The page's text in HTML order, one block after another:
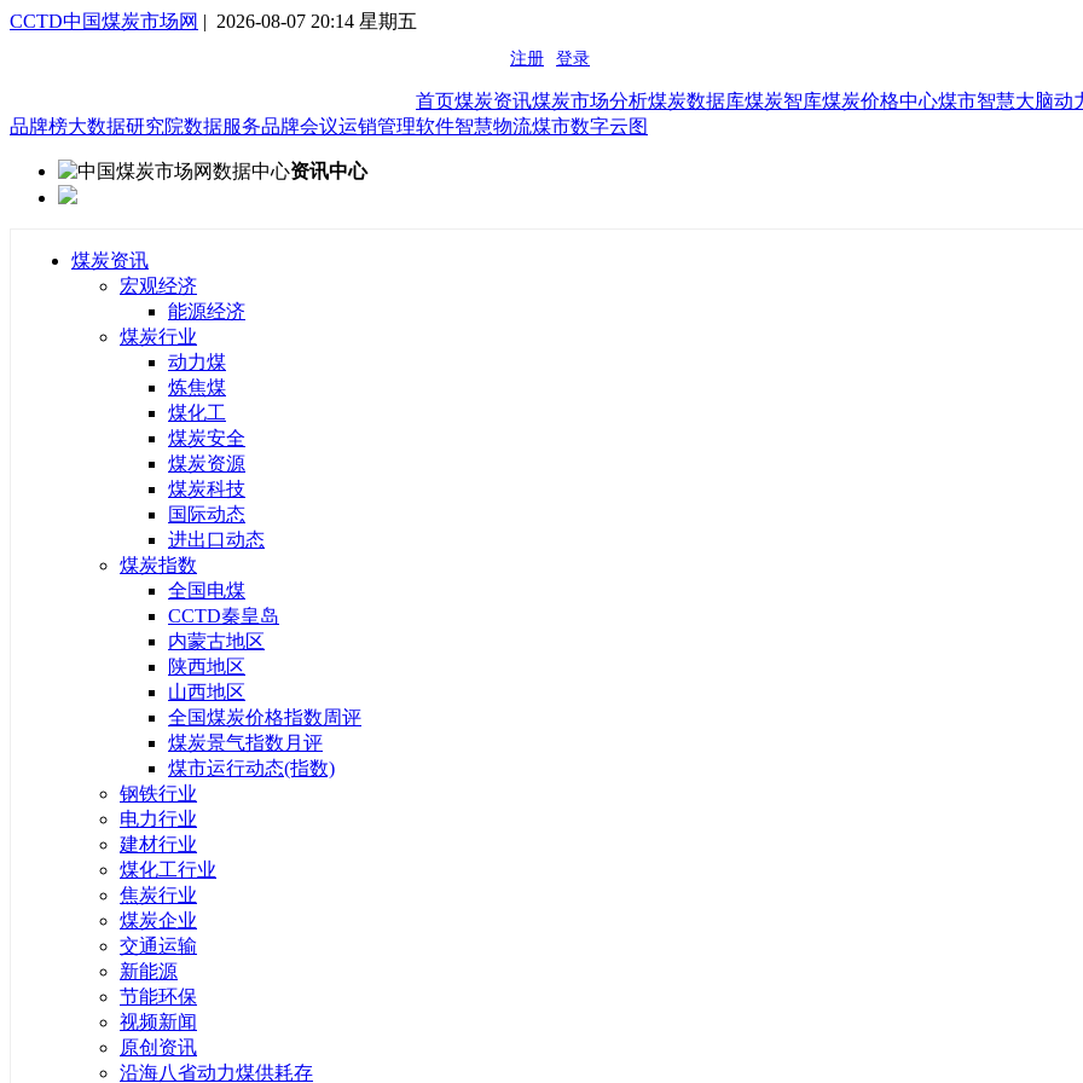
CCTD中国煤炭市场网 | 2026-08-07 20:14 星期五
首页煤炭资讯煤炭市场分析煤炭数据库煤炭智库煤炭价格中心煤市智慧大脑动
品牌榜大数据研究院数据服务品牌会议运销管理软件智慧物流煤市数字云图
资讯中心
煤炭资讯
宏观经济
能源经济
煤炭行业
动力煤
炼焦煤
煤化工
煤炭安全
煤炭资源
煤炭科技
国际动态
进出口动态
煤炭指数
全国电煤
CCTD秦皇岛
内蒙古地区
陕西地区
山西地区
全国煤炭价格指数周评
煤炭景气指数月评
煤市运行动态(指数)
钢铁行业
电力行业
建材行业
煤化工行业
焦炭行业
煤炭企业
交通运输
新能源
节能环保
视频新闻
原创资讯
沿海八省动力煤供耗存